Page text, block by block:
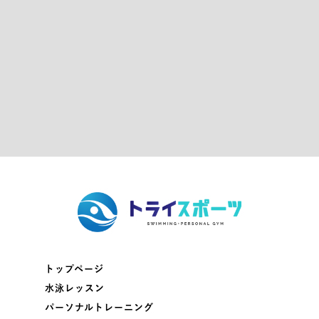
トップページ
水泳レッスン
パーソナルトレーニング